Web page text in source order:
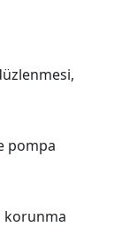
pompa
korunma